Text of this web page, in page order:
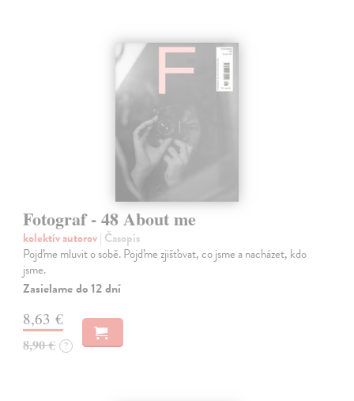
Fotograf - 48 About me
kolektív autorov| Časopis
Pojďme mluvit o sobě. Pojďme zjišťovat, co jsme a nacházet, kdo
jsme.
Zasielame do 12 dní
8,63 €
8,90 € ?